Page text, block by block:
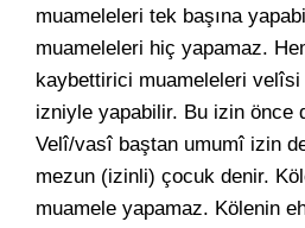
muameleleri tek başına
muameleleri hiç yapamaz.
kaybettirici muameleleri
izniyle yapabilir. Bu izin önce
Velî/vasî baştan umumî izin
mezun (izinli) çocuk denir.
muamele yapamaz. Kölenin